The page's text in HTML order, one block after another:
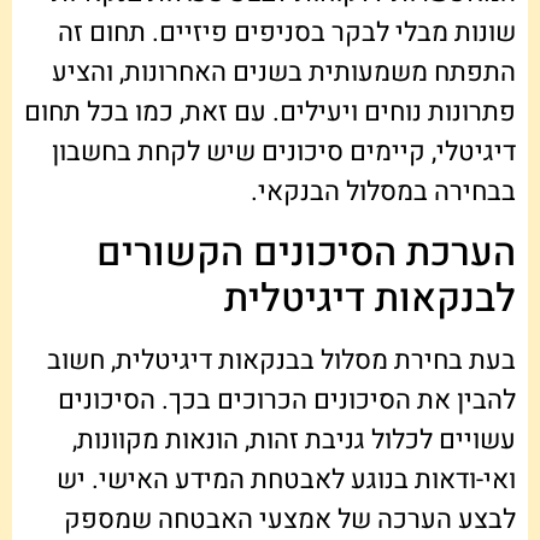
שונות מבלי לבקר בסניפים פיזיים. תחום זה
התפתח משמעותית בשנים האחרונות, והציע
פתרונות נוחים ויעילים. עם זאת, כמו בכל תחום
דיגיטלי, קיימים סיכונים שיש לקחת בחשבון
בבחירה במסלול הבנקאי.
הערכת הסיכונים הקשורים
לבנקאות דיגיטלית
בעת בחירת מסלול בבנקאות דיגיטלית, חשוב
להבין את הסיכונים הכרוכים בכך. הסיכונים
עשויים לכלול גניבת זהות, הונאות מקוונות,
ואי-ודאות בנוגע לאבטחת המידע האישי. יש
לבצע הערכה של אמצעי האבטחה שמספק